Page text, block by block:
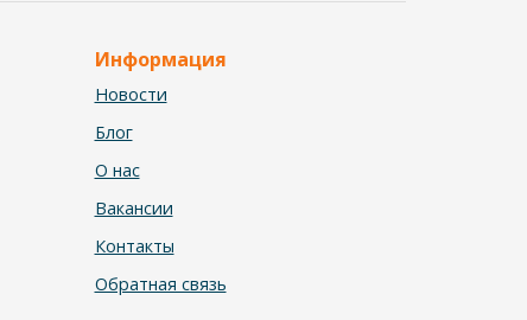
Информация
Новости
Блог
О нас
Вакансии
Контакты
Обратная связь